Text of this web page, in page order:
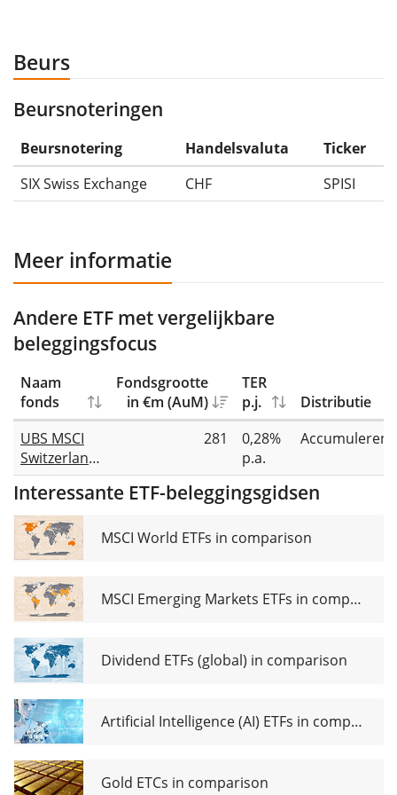
Beurs
Beursnoteringen
Beursnotering Handelsvaluta
Ticker
SIX Swiss Exchange
CHF SPISI
Meer informatie
Andere ETF met vergelijkbare
beleggingsfocus
Naam
fonds
Fondsgrootte
in €m (AuM)
TER
p.j.
Distributie
UBS MSCI
Switzerland
IMI Socially
Responsible
UCITS ETF
CHF acc
281
0,28%
p.a.
Accumulerend
Interessante ETF-beleggingsgidsen
MSCI World ETFs in comparison
MSCI Emerging Markets ETFs in comparison
Dividend ETFs (global) in comparison
Artificial Intelligence (AI) ETFs in comparison
Gold ETCs in comparison